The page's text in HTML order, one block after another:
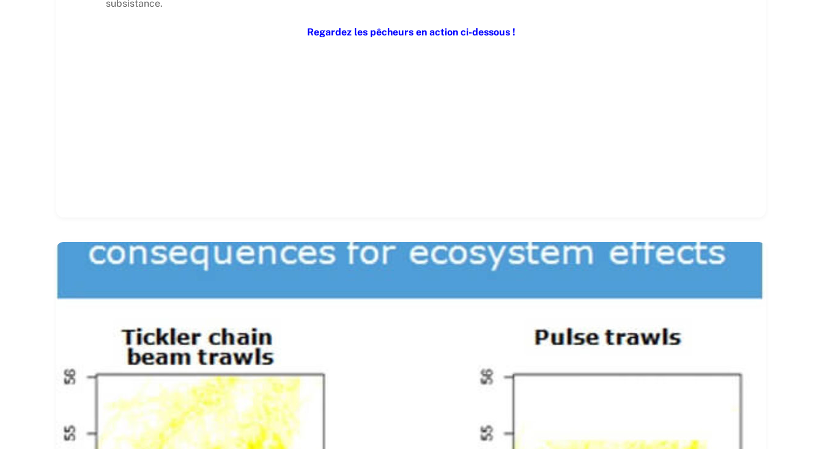
subsistance.
Regardez les pêcheurs en action ci-dessous !